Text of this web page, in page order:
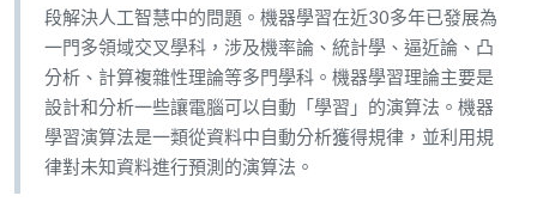
段解決人工智慧中的問題。機器學習在近30多年已發展為
一門多領域交叉學科，涉及機率論、統計學、逼近論、凸
分析、計算複雜性理論等多門學科。機器學習理論主要是
設計和分析一些讓電腦可以自動「學習」的演算法。機器
學習演算法是一類從資料中自動分析獲得規律，並利用規
律對未知資料進行預測的演算法。